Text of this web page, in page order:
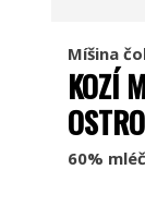
Míšina
KOZÍ
60%